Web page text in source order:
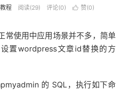
程 阅读(29) 评论(0)  赞(0)
使用中应用场景并不多，简单
置wordpress文章id替换的方
的 SQL，执行如下命